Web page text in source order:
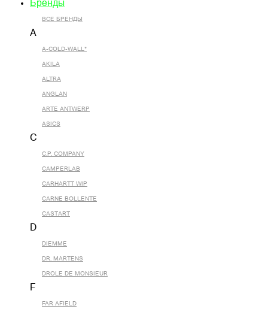
Бренды
ВСЕ БРЕНДЫ
A
A-COLD-WALL*
AKILA
ALTRA
ANGLAN
ARTE ANTWERP
ASICS
C
C.P. COMPANY
CAMPERLAB
CARHARTT WIP
CARNE BOLLENTE
CASTART
D
DIEMME
DR. MARTENS
DROLE DE MONSIEUR
F
FAR AFIELD